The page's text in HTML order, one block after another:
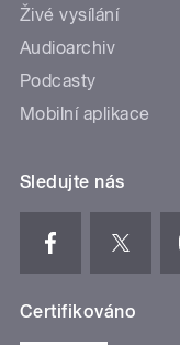
Živé vysílání
Audioarchiv
Podcasty
Mobilní aplikace
Sledujte nás
Certifikováno